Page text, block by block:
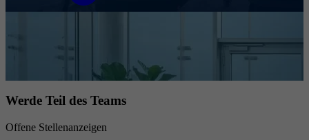
Werde Teil des Teams
Offene Stellenanzeigen